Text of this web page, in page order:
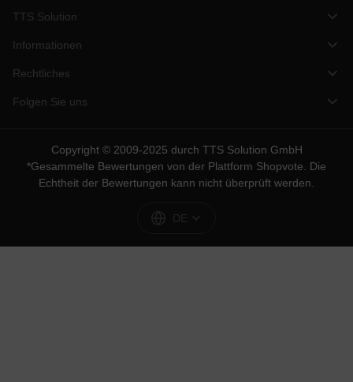
TTS Solution
Informationen
Rechtliches
Folgen Sie uns
Copyright © 2009-2025 durch TTS Solution GmbH
*Gesammelte Bewertungen von der Plattform Shopvote. Die
Echtheit der Bewertungen kann nicht überprüft werden.
DE